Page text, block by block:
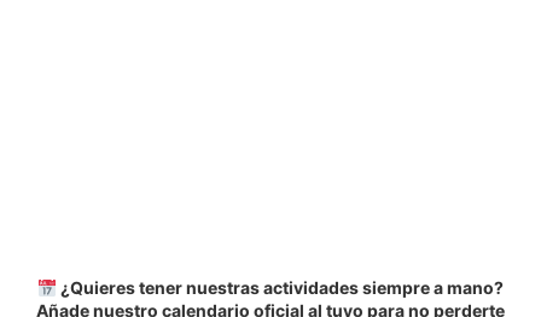
¿Quieres tener nuestras actividades siempre a mano?
Añade nuestro calendario oficial al tuyo para no perderte